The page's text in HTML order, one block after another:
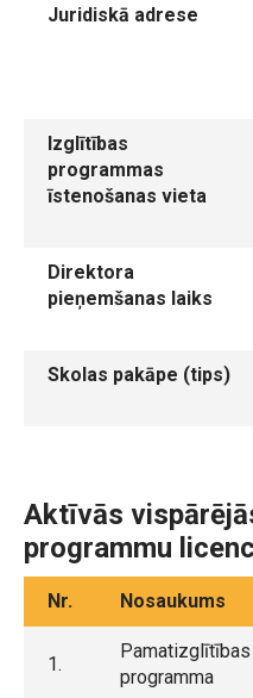
Juridiskā adrese
Izglītības
programmas
īstenošanas vieta
Direktora
pieņemšanas laiks
Skolas pakāpe (tips)
Aktīvās
programmu
Nr. Nosaukums
1.
programma